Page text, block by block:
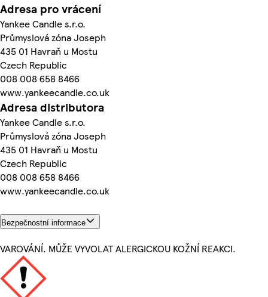
Adresa pro vrácení
Yankee Candle s.r.o.
Průmyslová zóna Joseph
435 01 Havraň u Mostu
Czech Republic
008 008 658 8466
www.yankeecandle.co.uk
Adresa distributora
Yankee Candle s.r.o.
Průmyslová zóna Joseph
435 01 Havraň u Mostu
Czech Republic
008 008 658 8466
www.yankeecandle.co.uk
Bezpečnostní informace
VAROVÁNÍ. MŮŽE VYVOLAT ALERGICKOU KOŽNÍ REAKCI.